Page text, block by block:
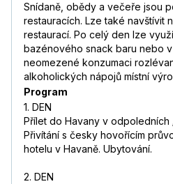
Snídaně, obědy a večeře jsou
restauracích. Lze také navštívit
restaurací. Po celý den lze
bazénového snack baru nebo
neomezené konzumaci
alkoholických nápojů místní
Program
1. DEN
Přílet do Havany v
Přivítání s česky hovořícím
hotelu v Havaně. Ubytování.
2. DEN